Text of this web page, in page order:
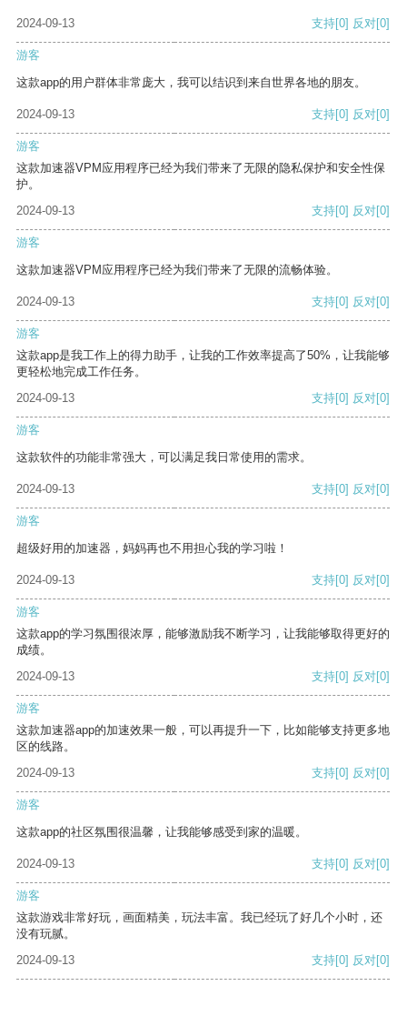
2024-09-13 支持[0] 反对[0]
游客
这款app的用户群体非常庞大，我可以结识到来自世界各地的朋友。
2024-09-13 支持[0] 反对[0]
游客
这款加速器VPM应用程序已经为我们带来了无限的隐私保护和安全性保
护。
2024-09-13
支持[0] 反对[0]
游客
这款加速器VPM应用程序已经为我们带来了无限的流畅体验。
2024-09-13 支持[0] 反对[0]
游客
这款app是我工作上的得力助手，让我的工作效率提高了50%，让我能够
更轻松地完成工作任务。
2024-09-13
支持[0] 反对[0]
游客
这款软件的功能非常强大，可以满足我日常使用的需求。
2024-09-13 支持[0] 反对[0]
游客
超级好用的加速器，妈妈再也不用担心我的学习啦！
2024-09-13 支持[0] 反对[0]
游客
这款app的学习氛围很浓厚，能够激励我不断学习，让我能够取得更好的
成绩。
2024-09-13
支持[0] 反对[0]
游客
这款加速器app的加速效果一般，可以再提升一下，比如能够支持更多地
区的线路。
2024-09-13
支持[0] 反对[0]
游客
这款app的社区氛围很温馨，让我能够感受到家的温暖。
2024-09-13 支持[0] 反对[0]
游客
这款游戏非常好玩，画面精美，玩法丰富。我已经玩了好几个小时，还
没有玩腻。
2024-09-13
支持[0] 反对[0]